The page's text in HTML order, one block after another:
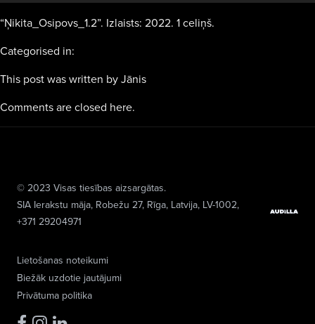
“Ņikita_Osipovs_1.2”. Izlaists: 2022. 1 celiņš.
Categorised in:
This post was written by Jānis
Comments are closed here.
Lietošanas noteikumi
Biežāk uzdotie jautājumi
Privātuma politika
© 2023 Visas tiesības aizsargātas.
SIA Ierakstu māja, Robežu 27, Rīga, Latvija, LV-1002,
+371 29204971